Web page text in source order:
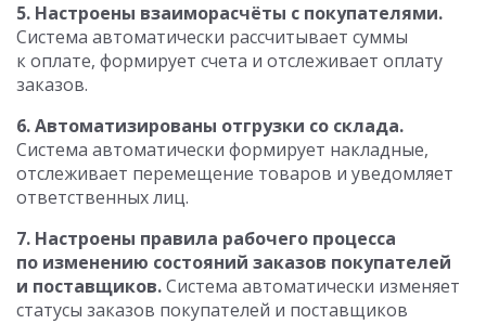
5. Настроены взаиморасчёты с покупателями.
Система автоматически рассчитывает суммы
к оплате, формирует счета и отслеживает оплату
заказов.
6. Автоматизированы отгрузки со склада.
Система автоматически формирует накладные,
отслеживает перемещение товаров и уведомляет
ответственных лиц.
7. Настроены правила рабочего процесса
по изменению состояний заказов покупателей
и поставщиков.Система автоматически изменяет
статусы заказов покупателей и поставщиков